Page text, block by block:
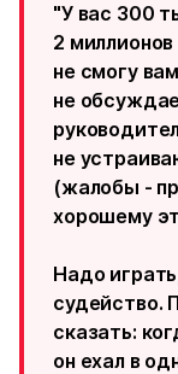
"У вас 300
2
не смогу
не
не
(жалобы -
хорошему
Надо
судейство.
сказать:
он ехал в